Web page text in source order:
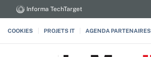
Informa TechTarget
COOKIES PROJETS IT AGENDA PARTENAIRES